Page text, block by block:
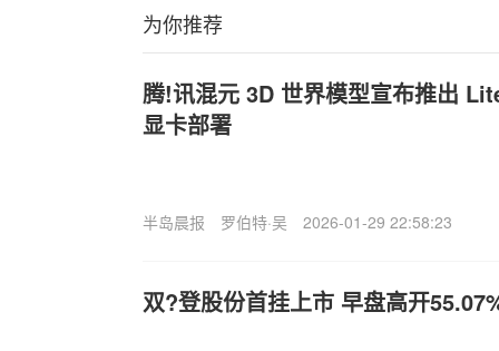
为你推荐
腾!讯混元 3D 世界模型宣布推出
显卡部署
半岛晨报 罗伯特·吴 2026-01-29 22:58:23
双?登股份首挂上市 早盘高开